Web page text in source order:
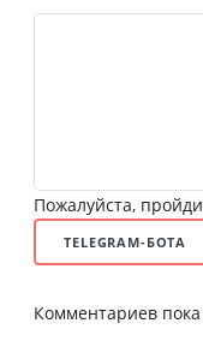
Пожалуйста,
TELEGRAM-БОТА
Комментариев пока